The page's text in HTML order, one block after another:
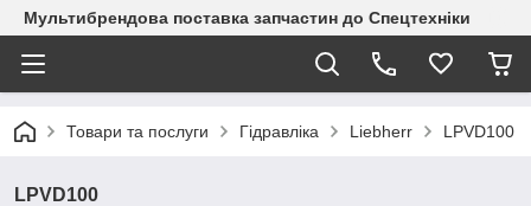
Мультибрендова поставка запчастин до Спецтехніки
Товари та послуги Гідравліка Liebherr LPVD100
LPVD100